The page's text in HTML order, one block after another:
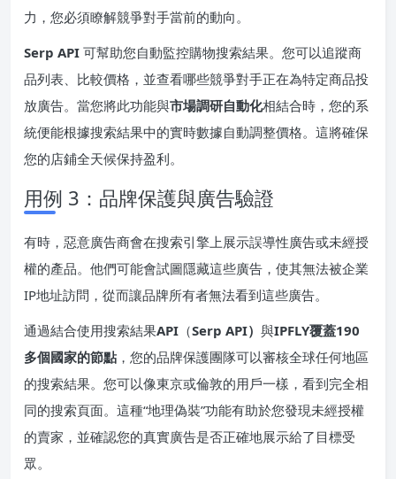
力，您必須瞭解競爭對手當前的動向。
Serp API 可幫助您自動監控購物搜索結果。您可以追蹤商
品列表、比較價格，並查看哪些競爭對手正在為特定商品投
放廣告。當您將此功能與市場調研自動化相結合時，您的系
統便能根據搜索結果中的實時數據自動調整價格。這將確保
您的店鋪全天候保持盈利。
用例 3：品牌保護與廣告驗證
有時，惡意廣告商會在搜索引擎上展示誤導性廣告或未經授
權的產品。他們可能會試圖隱藏這些廣告，使其無法被企業
IP地址訪問，從而讓品牌所有者無法看到這些廣告。
通過結合使用搜索結果API （Serp API） 與IPFLY覆蓋190
多個國家的節點 ，您的品牌保護團隊可以審核全球任何地區
的搜索結果。您可以像東京或倫敦的用戶一樣，看到完全相
同的搜索頁面。這種“地理偽裝”功能有助於您發現未經授權
的賣家，並確認您的真實廣告是否正確地展示給了目標受
眾。